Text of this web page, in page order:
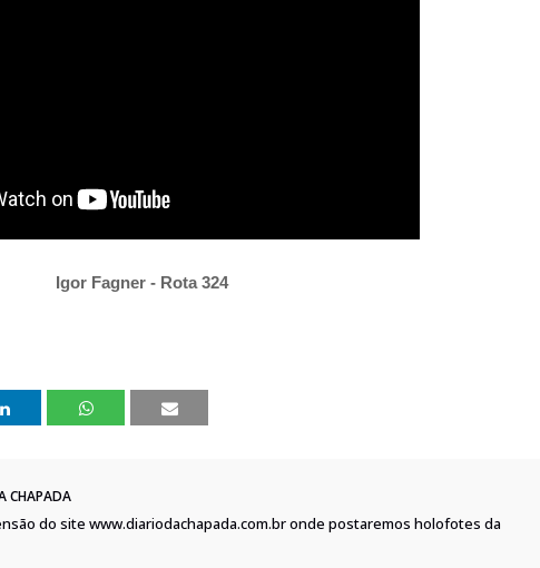
Igor Fagner - Rota 324
CHAPADA
do site www.diariodachapada.com.br onde postaremos holofotes da